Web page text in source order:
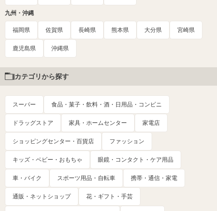
九州・沖縄
福岡県 佐賀県 長崎県 熊本県 大分県 宮崎県
鹿児島県 沖縄県
カテゴリから探す
スーパー 食品・菓子・飲料・酒・日用品・コンビニ
ドラッグストア 家具・ホームセンター 家電店
ショッピングセンター・百貨店 ファッション
キッズ・ベビー・おもちゃ 眼鏡・コンタクト・ケア用品
車・バイク スポーツ用品・自転車 携帯・通信・家電
通販・ネットショップ 花・ギフト・手芸